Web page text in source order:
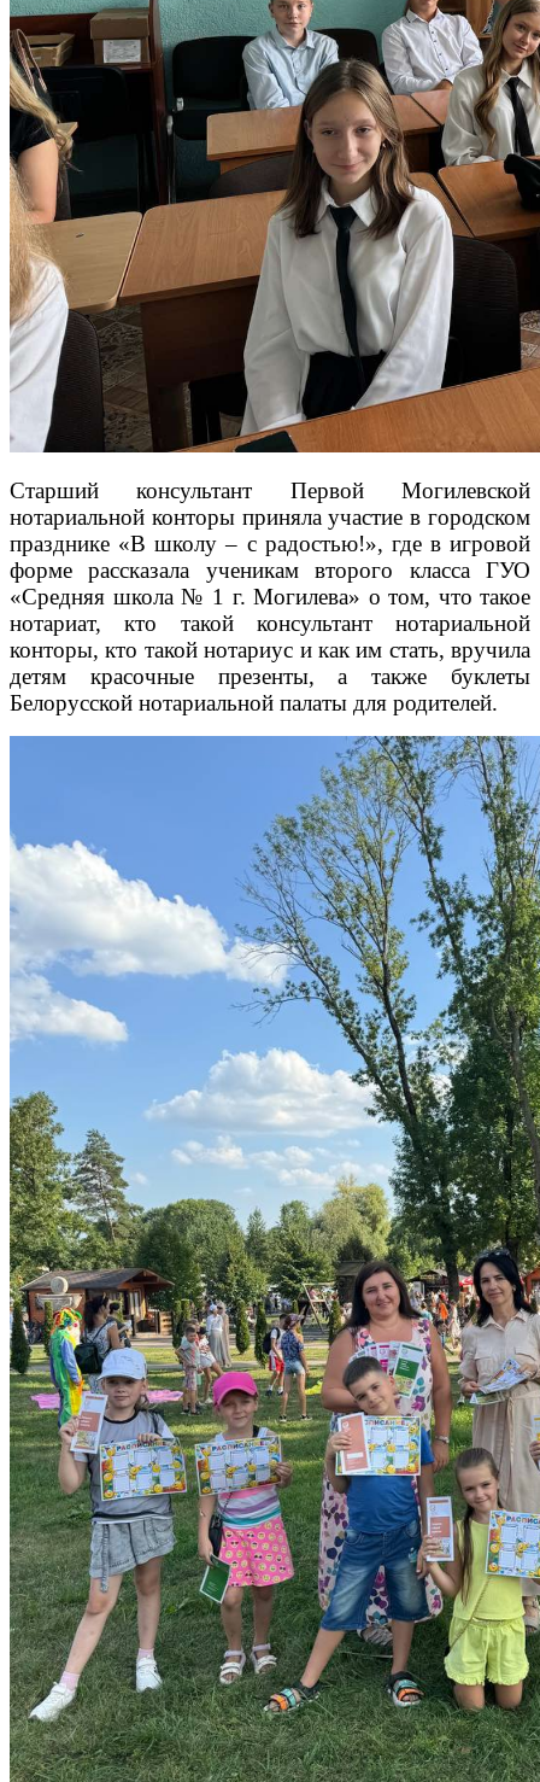
Старший консультант Первой Могилевской
нотариальной конторы приняла участие в городском
празднике «В школу – с радостью!», где в игровой
форме рассказала ученикам второго класса ГУО
«Средняя школа № 1 г. Могилева» о том, что такое
нотариат, кто такой консультант нотариальной
конторы, кто такой нотариус и как им стать, вручила
детям красочные презенты, а также буклеты
Белорусской нотариальной палаты для родителей.